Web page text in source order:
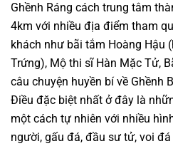
Ghềnh Ráng cách trung tâm
4km với nhiều địa điểm tham
khách như bãi tắm Hoàng Hậu
Trứng), Mộ thi sĩ Hàn Mặc Tử,
câu chuyện huyền bí về Ghềnh
Điều đặc biệt nhất ở đây là
một cách tự nhiên với nhiều
người, gấu đá, đầu sư tử, voi